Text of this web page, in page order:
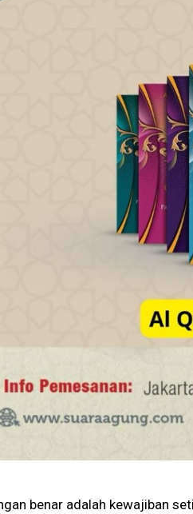
benar adalah kewajiban